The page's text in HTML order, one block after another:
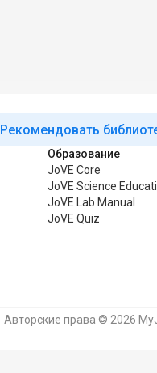
Рекомендовать
Образование
JoVE Core
JoVE Science
JoVE Lab Manual
JoVE Quiz
Авторские права © 2026